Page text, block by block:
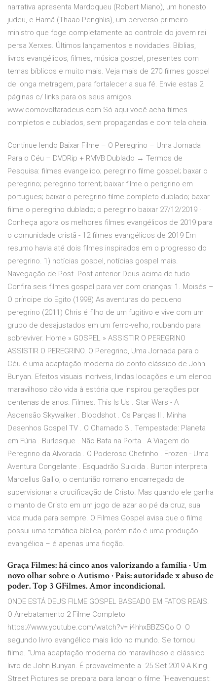
narrativa apresenta Mardoqueu (Robert Miano), um honesto
judeu, e Hamã (Thaao Penghlis), um perverso primeiro-
ministro que foge completamente ao controle do jovem rei
persa Xerxes. Últimos lançamentos e novidades. Bíblias,
livros evangélicos, filmes, música gospel, presentes com
temas bíblicos e muito mais. Veja mais de 270 filmes gospel
de longa metragem, para fortalecer a sua fé. Envie estas 2
páginas c/ links para os seus amigos.
www.comovoltaradeus.com Só aqui você acha filmes
completos e dublados, sem propagandas e com tela cheia.
Continue lendo Baixar Filme – O Peregrino – Uma Jornada
Para o Céu – DVDRip + RMVB Dublado → Termos de
Pesquisa: filmes evangelico; peregrino filme gospel; baxar o
peregrino; peregrino torrent; baixar filme o perigrino em
portugues; baixar o peregrino filme completo dublado; baxar
filme o peregrino dublado; o peregrino baixar 27/12/2019 ·
Conheça agora os melhores filmes evangélicos de 2019 para
o comunidade cristã - 12 filmes evangélicos de 2019 Em
resumo havia até dois filmes inspirados em o progresso do
peregrino. 1) notícias gospel, notícias gospel mais.
Navegação de Post. Post anterior Deus acima de tudo.
Confira seis filmes gospel para ver com crianças: 1. Moisés –
O príncipe do Egito (1998) As aventuras do pequeno
peregrino (2011) Chris é filho de um fugitivo e vive com um
grupo de desajustados em um ferro-velho, roubando para
sobreviver. Home » GOSPEL » ASSISTIR O PEREGRINO
ASSISTIR O PEREGRINO. O Peregrino, Uma Jornada para o
Céu é uma adaptação moderna do conto clássico de John
Bunyan. Efeitos visuais incríveis, lindas locações e um elenco
maravilhoso dão vida à estória que inspirou gerações por
centenas de anos. Filmes. This Is Us . Star Wars - A
Ascensão Skywalker . Bloodshot . Os Parças ll . Minha
Desenhos Gospel TV . O Chamado 3 . Tempestade: Planeta
em Fúria . Burlesque . Não Bata na Porta . A Viagem do
Peregrino da Alvorada . O Poderoso Chefinho . Frozen - Uma
Aventura Congelante . Esquadrão Suicida . Burton interpreta
Marcellus Gallio, o centurião romano encarregado de
supervisionar a crucificação de Cristo. Mas quando ele ganha
o manto de Cristo em um jogo de azar ao pé da cruz, sua
vida muda para sempre. O Filmes Gospel avisa que o filme
possui uma temática bíblica, porém não é uma produção
evangélica – é apenas uma ficção.
Graça Filmes: há cinco anos valorizando a família · Um
novo olhar sobre o Autismo · Pais: autoridade x abuso de
poder. Top 3 GFilmes. Amor incondicional.
ONDE ESTÁ DEUS FILME GOSPEL BASEADO EM FATOS REAIS.
O Arrebatamento 2 Filme Completo
https://www.youtube.com/watch?v= i4hhxBBZSQo O O
segundo livro evangélico mais lido no mundo. Se tornou
filme. “Uma adaptação moderna do maravilhoso e clássico
livro de John Bunyan. É provavelmente a 25 Set 2019 A King
Street Pictures se prepara para lançar o filme “Heavenquest: